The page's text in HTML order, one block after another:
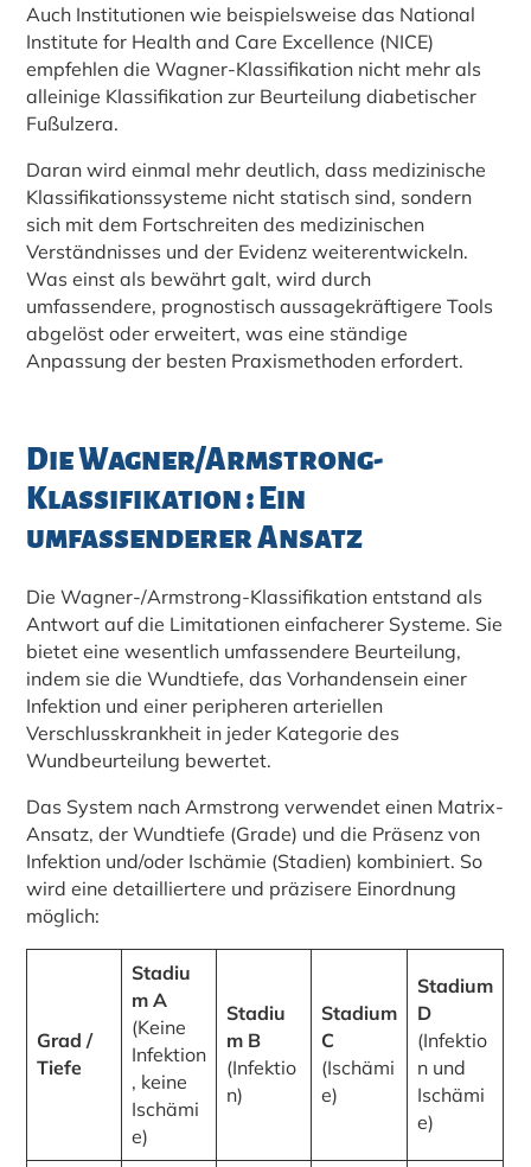
Auch Institutionen wie beispielsweise das National
Institute for Health and Care Excellence (NICE)
empfehlen die Wagner-Klassifikation nicht mehr als
alleinige Klassifikation zur Beurteilung diabetischer
Fußulzera.
Daran wird einmal mehr deutlich, dass medizinische
Klassifikationssysteme nicht statisch sind, sondern
sich mit dem Fortschreiten des medizinischen
Verständnisses und der Evidenz weiterentwickeln.
Was einst als bewährt galt, wird durch
umfassendere, prognostisch aussagekräftigere Tools
abgelöst oder erweitert, was eine ständige
Anpassung der besten Praxismethoden erfordert.
Die Wagner/Armstrong-
Klassifikation : Ein
umfassenderer Ansatz
Die Wagner-/Armstrong-Klassifikation entstand als
Antwort auf die Limitationen einfacherer Systeme. Sie
bietet eine wesentlich umfassendere Beurteilung,
indem sie die Wundtiefe, das Vorhandensein einer
Infektion und einer peripheren arteriellen
Verschlusskrankheit in jeder Kategorie des
Wundbeurteilung bewertet.
Das System nach Armstrong verwendet einen Matrix-
Ansatz, der Wundtiefe (Grade) und die Präsenz von
Infektion und/oder Ischämie (Stadien) kombiniert. So
wird eine detailliertere und präzisere Einordnung
möglich:
Grad /
Tiefe
Stadiu
m A
(Keine
Infektion
, keine
Ischämi
e)
Stadiu
m B
(Infektio
n)
Stadium
C
(Ischämi
e)
Stadium
D
(Infektio
n und
Ischämi
e)